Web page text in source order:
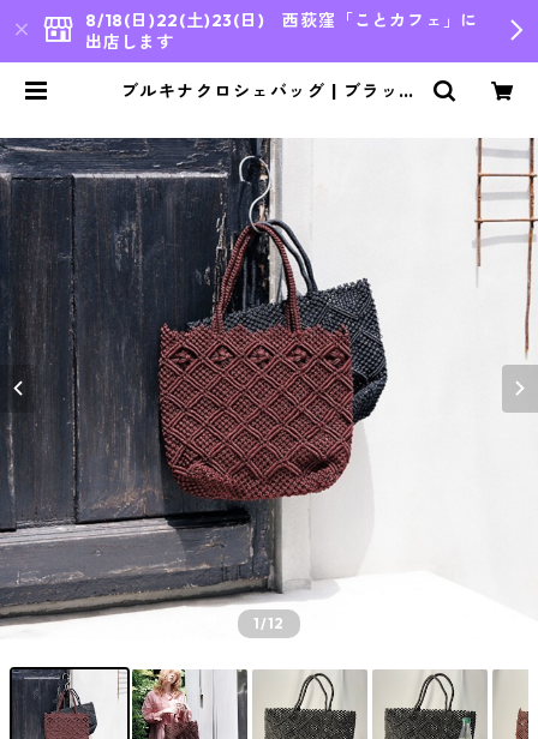
8/18(日)22(土)23(日) 西荻窪「ことカフェ」に
出店します
ブルキナクロシェバッグ | ブラック
1/12